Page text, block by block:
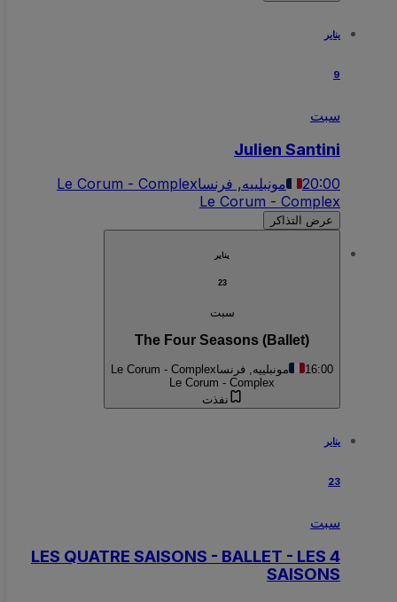
يناير
سبت
Julien Santini
20:00 مونبلييه, فرنساLe Corum - Complex
Le Corum - Complex
عرض التذاكر
يناير
سبت
The Four Seasons (Ballet)
16:00 مونبلييه, فرنساLe Corum - Complex
Le Corum - Complex
نفذت
يناير
23
سبت
LES QUATRE SAISONS - BALLET - LES 4
SAISONS